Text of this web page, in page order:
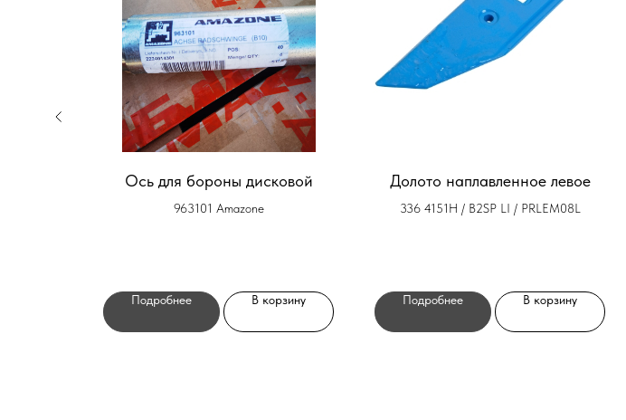
Ось для бороны дисковой
963101 Amazone
Подробнее В корзину
Долото наплавленное левое
336 4151H / B2SP LI / PRLEM08L
Подробнее В корзину